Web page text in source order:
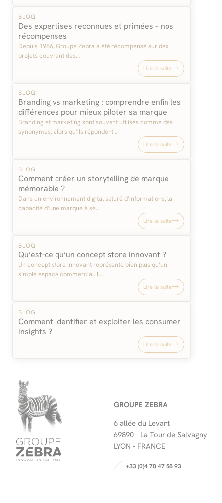
Des expertises reconnues et primées – nos
récompenses
BLOG
Depuis 1986, Groupe Zebra a été récompensé sur des
projets couvrant des…
Lire la suite
Branding vs marketing : comprendre enfin les
différences pour mieux piloter sa marque
BLOG
Branding et marketing sont souvent utilisés comme des
synonymes, alors qu’ils répondent…
Lire la suite
Comment créer un storytelling de marque
mémorable ?
BLOG
Dans un environnement digital saturé d’informations, la
capacité d’une marque à se…
Lire la suite
Qu’est-ce qu’un concept store innovant ?
BLOG
Un concept store innovant représente bien plus qu’un
simple espace commercial. Il…
Lire la suite
Comment identifier et exploiter les consumer
insights ?
BLOG
Lire la suite
GROUPE ZEBRA
6 allée du Levant
69890 - La Tour de Salvagny
LYON - FRANCE
+33 (0)4 78 47 58 93